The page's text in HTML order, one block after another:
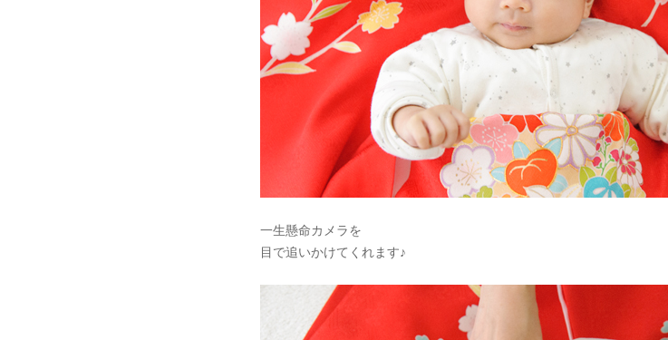
一生懸命カメラを
目で追いかけてくれます♪